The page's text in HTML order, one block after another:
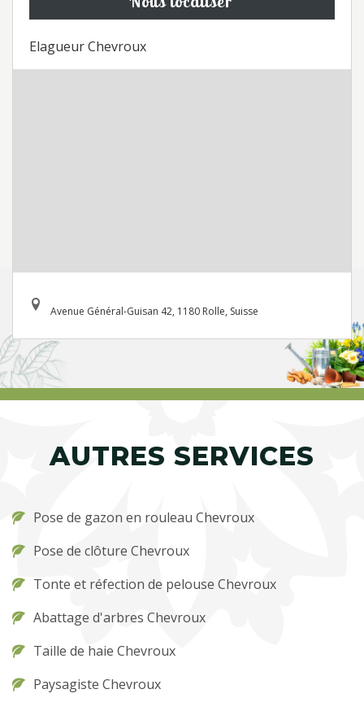
Elagueur Chevroux
Avenue Général-Guisan 42, 1180 Rolle, Suisse
AUTRES SERVICES
Pose de gazon en rouleau Chevroux
Pose de clôture Chevroux
Tonte et réfection de pelouse Chevroux
Abattage d'arbres Chevroux
Taille de haie Chevroux
Paysagiste Chevroux